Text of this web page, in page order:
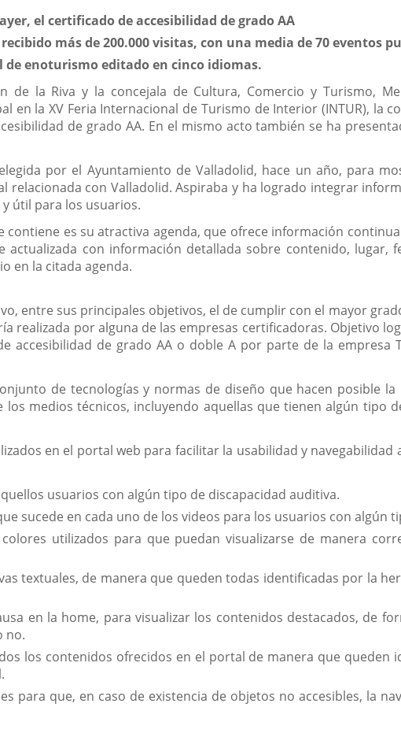
el certificado de accesibilidad de grado AA
más de 200.000 visitas, con una media de 70 eventos
enoturismo editado en cinco idiomas.
de la Riva y la concejala de Cultura, Comercio y Turismo,
en la XV Feria Internacional de Turismo de Interior (INTUR), la
de grado AA. En el mismo acto también se ha
por el Ayuntamiento de Valladolid, hace un año, para
relacionada con Valladolid. Aspiraba y ha logrado integrar
útil para los usuarios.
es su atractiva agenda, que ofrece información
con información detallada sobre contenido, lugar,
en la citada agenda.
entre sus principales objetivos, el de cumplir con el mayor
realizada por alguna de las empresas certificadoras. Objetivo
accesibilidad de grado AA o doble A por parte de la empresa
de tecnologías y normas de diseño que hacen posible
medios técnicos, incluyendo aquellas que tienen algún tipo
en el portal web para facilitar la usabilidad y
usuarios con algún tipo de discapacidad auditiva.
sucede en cada uno de los videos para los usuarios con algún
utilizados para que puedan visualizarse de manera
textuales, de manera que queden todas identificadas por la
en la home, para visualizar los contenidos destacados, de
no.
los contenidos ofrecidos en el portal de manera que queden
para que, en caso de existencia de objetos no accesibles, la